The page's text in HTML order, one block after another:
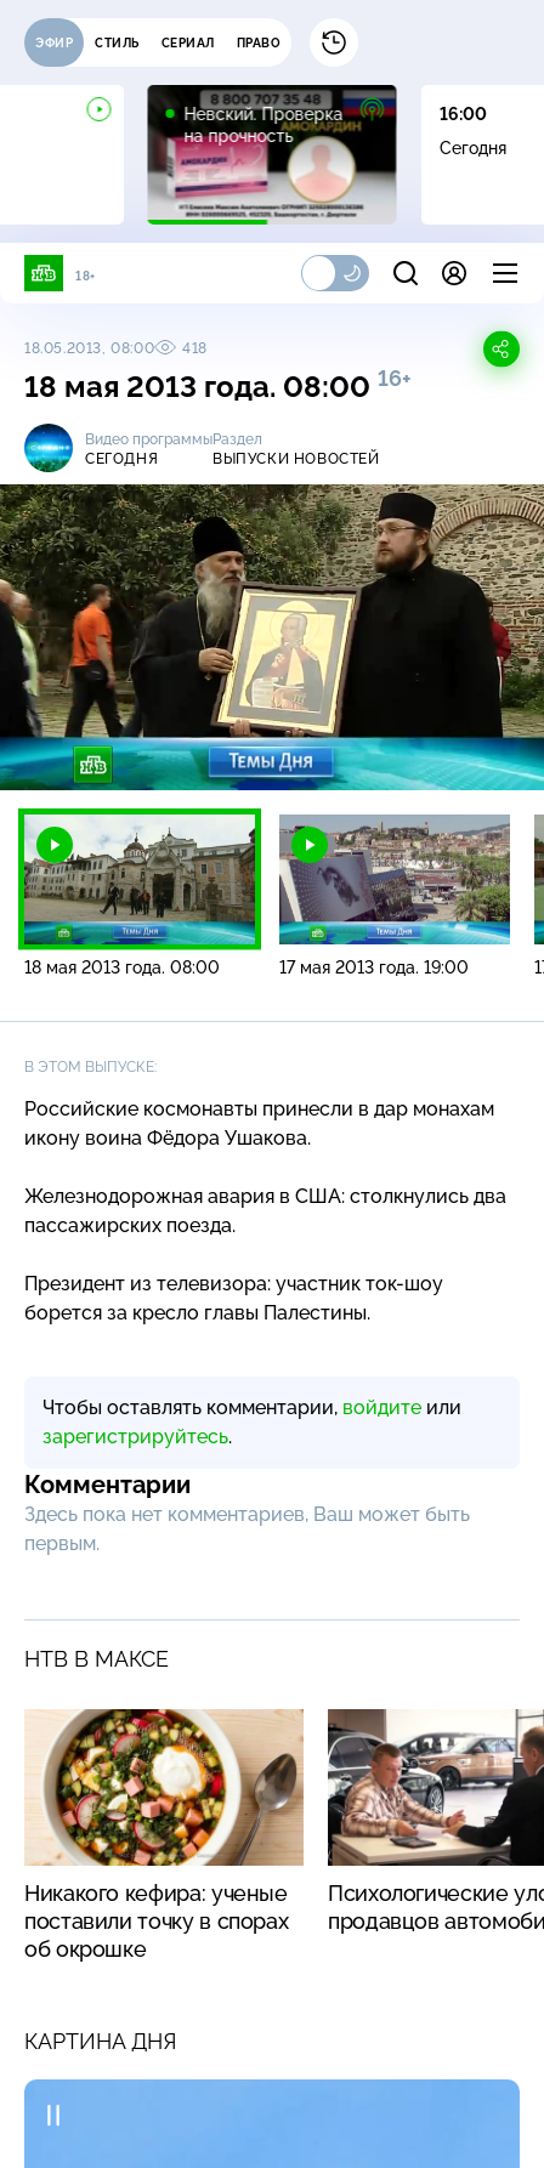
ЭФИР СТИЛЬ СЕРИАЛ ПРАВО
Невский. Проверка
на прочность
16+
16:00
Сегодня
18+
18.05.2013, 08:00 418
18 мая 2013 года. 08:00 16+
Видео программы
СЕГОДНЯ
Раздел
ВЫПУСКИ НОВОСТЕЙ
/
Загрузка:
4.74%
18 мая 2013 года. 08:00 17 мая 2013 года. 19:00
В ЭТОМ ВЫПУСКЕ:
Российские космонавты принесли в дар монахам
икону воина Фёдора Ушакова.
Железнодорожная авария в США: столкнулись два
пассажирских поезда.
Президент из телевизора: участник ток-шоу
борется за кресло главы Палестины.
Чтобы оставлять комментарии, войдите или
зарегистрируйтесь.
Комментарии
Здесь пока нет комментариев, Ваш может быть
первым.
НТВ В МАКСЕ
Никакого кефира: ученые
поставили точку в спорах
об окрошке
Психологические
продавцов
КАРТИНА ДНЯ